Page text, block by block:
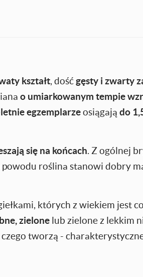
kształt, dośćgęsty i zwarty
o umiarkowanym tempie
egzemplarzeosiągają do
się na końcach. Z ogólnej
roślina stanowi dobry
których z wiekiem jest
zielone lub zielone z lekkim
tworzą -